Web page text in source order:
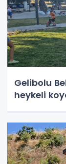
Gelibolu
heykeli